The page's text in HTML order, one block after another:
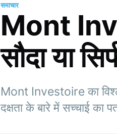
समाचार
Mont
सौदा या
Mont Investoire का
दक्षता के बारे में सच्चाई का